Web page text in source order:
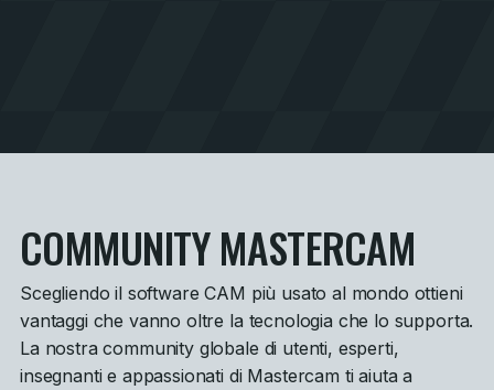
COMMUNITY MASTERCAM
Scegliendo il software CAM più usato al mondo ottieni
vantaggi che vanno oltre la tecnologia che lo supporta.
La nostra community globale di utenti, esperti,
insegnanti e appassionati di Mastercam ti aiuta a